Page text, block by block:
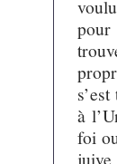
pour
à
foi